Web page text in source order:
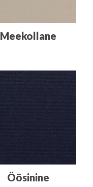
Meekollane
Öösinine